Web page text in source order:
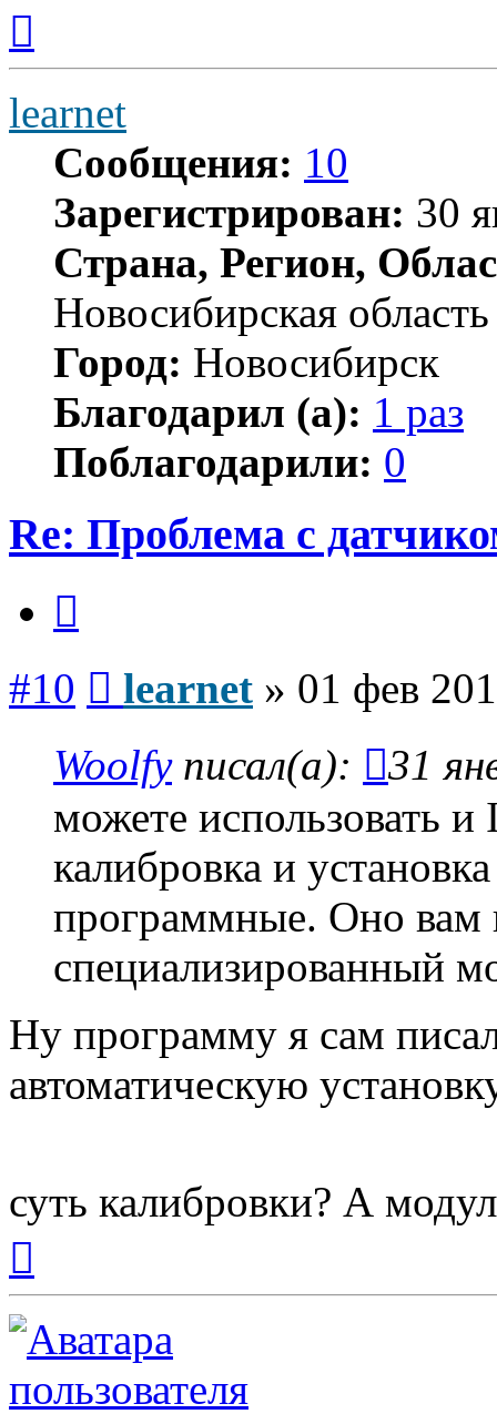
началу
learnet
Сообщения: 10
Зарегистрирован: 30
Страна, Регион,
Новосибирская область
Город: Новосибирск
Благодарил (а): 1 раз
Поблагодарили: 0
Re: Проблема с
#10 learnet » 01 фев
Woolfyписал(а):
31
можете использовать
калибровка и
программные. Оно вам
специализированный
Ну программу я сам
автоматическую
суть калибровки? А
началу